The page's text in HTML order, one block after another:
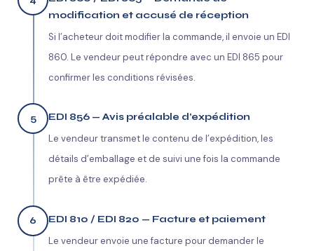
modification et accusé de réception
Si l’acheteur doit modifier la commande, il envoie un EDI
860. Le vendeur peut répondre avec un EDI 865 pour
confirmer les conditions révisées.
5
EDI 856 — Avis préalable d’expédition
Le vendeur transmet le contenu de l’expédition, les
détails d’emballage et de suivi une fois la commande
prête à être expédiée.
6
EDI 810 / EDI 820 — Facture et paiement
Le vendeur envoie une facture pour demander le